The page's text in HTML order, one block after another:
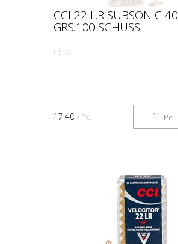
CCI 22 L.R SUBSONIC 40
GRS.100 SCHUSS
CC56
Pc.
17.40 / Pc.